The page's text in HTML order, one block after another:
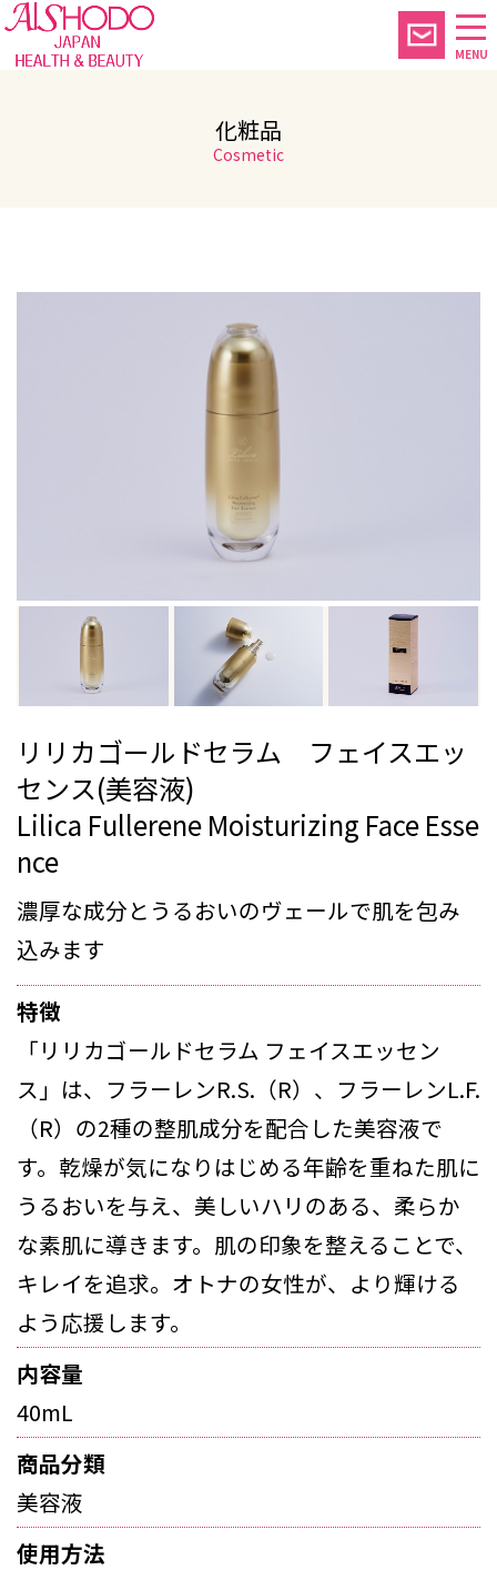
MENU
化粧品
Cosmetic
リリカゴールドセラム フェイスエッ
センス(美容液)
Lilica Fullerene Moisturizing Face Esse
nce
濃厚な成分とうるおいのヴェールで肌を包み
込みます
特徴
「リリカゴールドセラム フェイスエッセン
ス」は、フラーレンR.S.（R）、フラーレンL.F.
（R）の2種の整肌成分を配合した美容液で
す。乾燥が気になりはじめる年齢を重ねた肌に
うるおいを与え、美しいハリのある、柔らか
な素肌に導きます。肌の印象を整えることで、
キレイを追求。オトナの女性が、より輝ける
よう応援します。
内容量
40mL
商品分類
美容液
使用方法